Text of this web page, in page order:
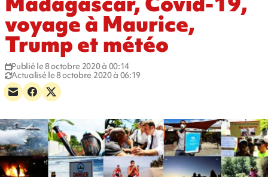
voyage à Maurice,
Trump et météo
Publié le 8 octobre 2020 à 00:14
Actualisé le 8 octobre 2020 à 06:19